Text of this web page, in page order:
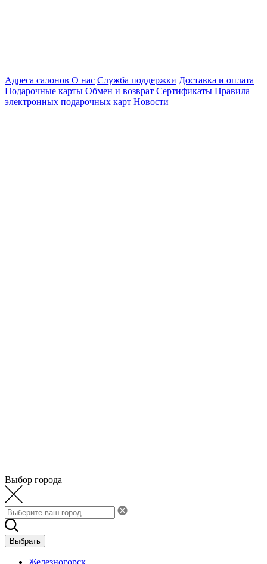
Адреса салонов О нас Служба поддержки Доставка и оплата
Подарочные карты Обмен и возврат Сертификаты Правила
электронных подарочных карт Новости
Выбор города
Выбрать
Железногорск